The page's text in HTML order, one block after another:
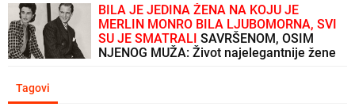
BILA JE JEDINA ŽENA NA KOJU JE
MERLIN MONRO BILA LJUBOMORNA, SVI
SU JE SMATRALI SAVRŠENOM, OSIM
NJENOG MUŽA: Život najelegantnije žene
Tagovi